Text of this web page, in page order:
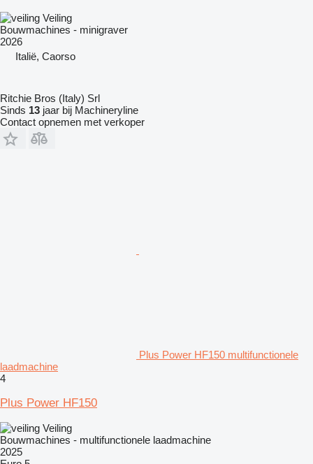
Veiling
Bouwmachines - minigraver
2026
Italië, Caorso
Ritchie Bros (Italy) Srl
Sinds 13 jaar bij Machineryline
Contact opnemen met verkoper
Plus Power HF150 multifunctionele
laadmachine
4
Plus Power HF150
Veiling
Bouwmachines - multifunctionele laadmachine
2025